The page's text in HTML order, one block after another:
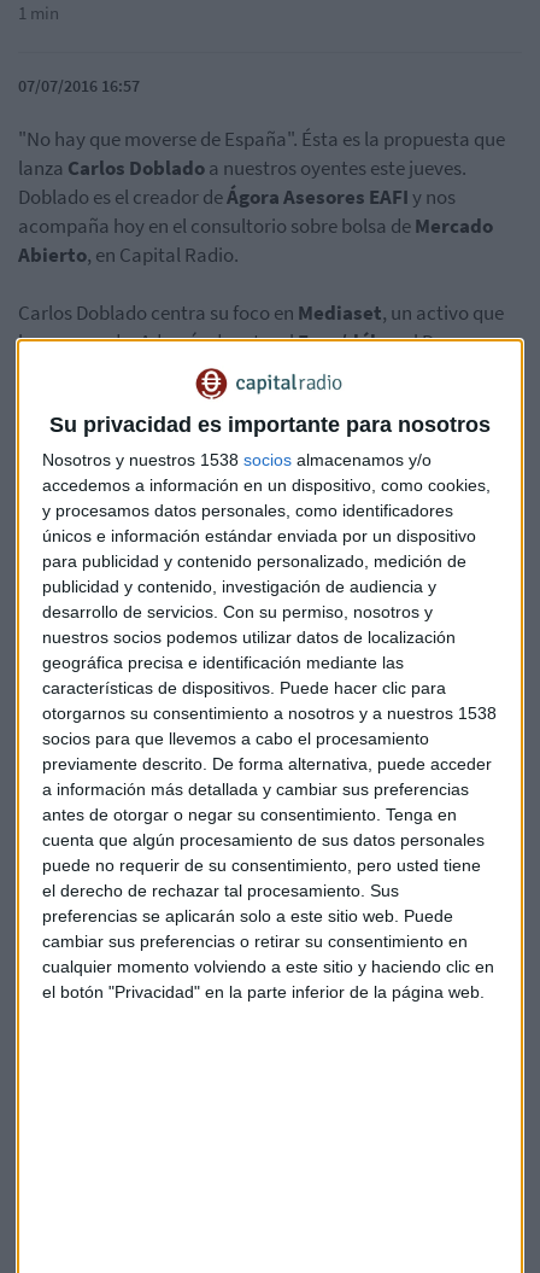
Su privacidad es importante para nosotros
Nosotros y nuestros 1538 socios almacenamos y/o
accedemos a información en un dispositivo, como cookies,
y procesamos datos personales, como identificadores
únicos e información estándar enviada por un dispositivo
para publicidad y contenido personalizado, medición de
publicidad y contenido, investigación de audiencia y
desarrollo de servicios. Con su permiso, nosotros y
nuestros socios podemos utilizar datos de localización
geográfica precisa e identificación mediante las
características de dispositivos. Puede hacer clic para
otorgarnos su consentimiento a nosotros y a nuestros 1538
socios para que llevemos a cabo el procesamiento
previamente descrito. De forma alternativa, puede acceder
a información más detallada y cambiar sus preferencias
antes de otorgar o negar su consentimiento. Tenga en
cuenta que algún procesamiento de sus datos personales
puede no requerir de su consentimiento, pero usted tiene
el derecho de rechazar tal procesamiento. Sus
preferencias se aplicarán solo a este sitio web. Puede
cambiar sus preferencias o retirar su consentimiento en
cualquier momento volviendo a este sitio y haciendo clic en
el botón "Privacidad" en la parte inferior de la página web.
1 min
07/07/2016 16:57
"No hay que moverse de España". Ésta es la propuesta que
lanza Carlos Dobladoa nuestros oyentes este jueves.
Doblado es el creador deÁgora Asesores EAFIy nos
acompaña hoy en el consultorio sobre bolsa deMercado
Abierto, en Capital Radio.
Carlos Doblado centra su foco en Mediaset, un activo que
ha comprado. Además de esto, elEuro/dólar, el Dax
o el Ibex son algunas de las consultas
que ha respondido nuestro analista a los oyentes.
Escucha el consultorio completo aquí:
Bolsa Consultorio Carlos Doblado
Suscríbete a nuestros boletines
Te enviaremos las noticias más importantes del día